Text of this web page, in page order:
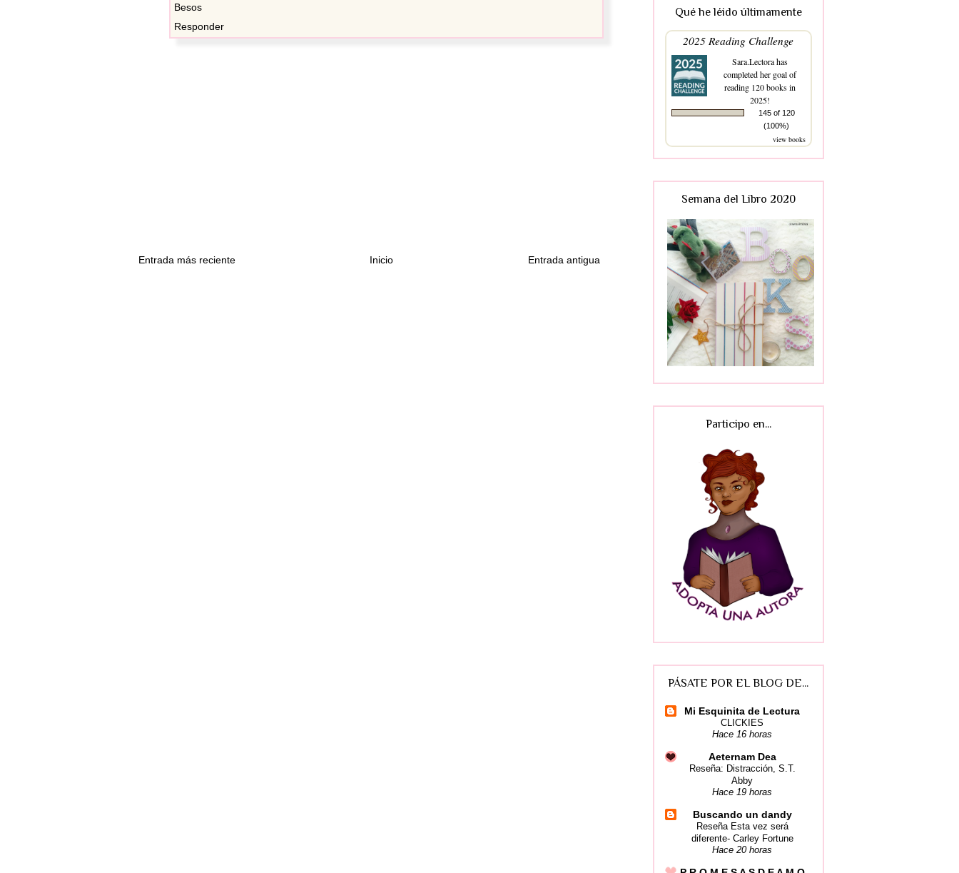
Besos
Responder
Entrada más reciente Entrada antigua
Inicio
Qué he léido últimamente
2025 Reading Challenge
Sara.Lectorahas
completed her goal of
reading 120 books in
2025!
145 of 120
(100%)
view books
Semana del Libro 2020
Participo en...
PÁSATE POR EL BLOG DE...
Mi Esquinita de Lectura
CLICKIES
Hace 16 horas
Aeternam Dea
Reseña: Distracción, S.T.
Abby
Hace 19 horas
Buscando un dandy
Reseña Esta vez será
diferente- Carley Fortune
Hace 20 horas